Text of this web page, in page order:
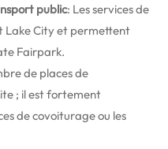
public: Les services de
Lake City et permettent
Fairpark.
de places de
; il est fortement
de covoiturage ou les